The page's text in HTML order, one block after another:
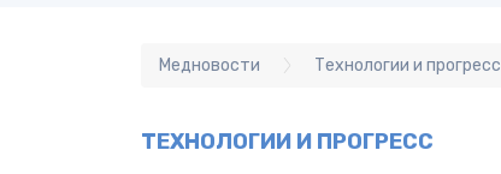
Медновости Технологии и прогресс
ТЕХНОЛОГИИ И ПРОГРЕСС